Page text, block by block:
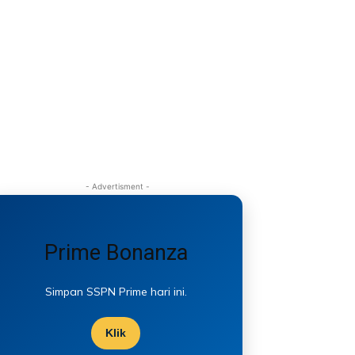
- Advertisment -
Prime Bonanza
Simpan SSPN Prime hari ini.
Klik